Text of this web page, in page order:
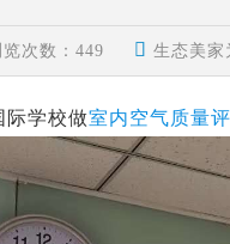
次数： 449  生态美家
际学校做室内空气质量